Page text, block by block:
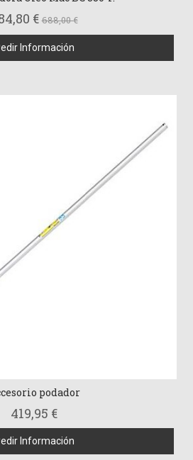
€688,00 €
Información
podador
419,95 €
Información